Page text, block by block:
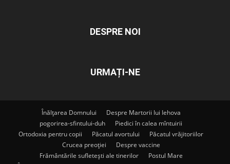
DESPRE NOI
URMAȚI-NE
Înălțarea Domnului
Despre Martorii lui Iehova
pogorirea-sfintului-duh
Piedici în calea mîntuirii
Ortodoxia pentru copii
Păcatul avortului
Păcatul vrăjitoriilor
Crucea preoției
Despre vaccine
Frământările sufletești ale tinerilor
Postul Mare